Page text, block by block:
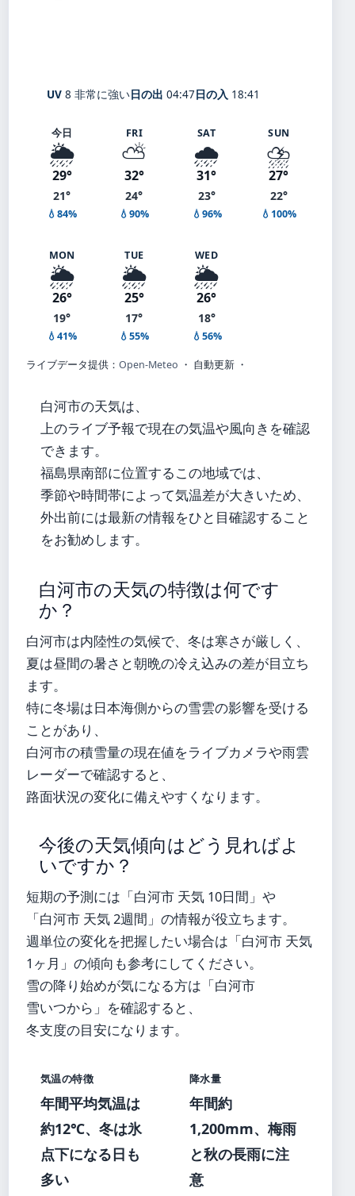
UV 8 非常に強い日の出 04:47日の入 18:41
今日
🌦️
29°
21°
💧84%
FRI
⛅
32°
24°
💧90%
SAT
🌧️
31°
23°
💧96%
SUN
⛈️
27°
22°
💧100%
MON
🌦️
26°
19°
💧41%
TUE
🌦️
25°
17°
💧55%
WED
🌦️
26°
18°
💧56%
ライブデータ提供： Open-Meteo ・ 自動更新 ・
白河市の天気は、
上のライブ予報で現在の気温や風向きを確認
できます。
福島県南部に位置するこの地域では、
季節や時間帯によって気温差が大きいため、
外出前には最新の情報をひと目確認すること
をお勧めします。
白河市の天気の特徴は何です
か？
白河市は内陸性の気候で、冬は寒さが厳しく、
夏は昼間の暑さと朝晩の冷え込みの差が目立ち
ます。
特に冬場は日本海側からの雪雲の影響を受ける
ことがあり、
白河市の積雪量の現在値をライブカメラや雨雲
レーダーで確認すると、
路面状況の変化に備えやすくなります。
今後の天気傾向はどう見ればよ
いですか？
短期の予測には「白河市 天気 10日間」や
「白河市 天気 2週間」の情報が役立ちます。
週単位の変化を把握したい場合は「白河市 天気
1ヶ月」の傾向も参考にしてください。
雪の降り始めが気になる方は「白河市
雪いつから」を確認すると、
冬支度の目安になります。
気温の特徴
年間平均気温は
約12℃、冬は氷
点下になる日も
多い
降水量
年間約
1,200mm、梅雨
と秋の長雨に注
意